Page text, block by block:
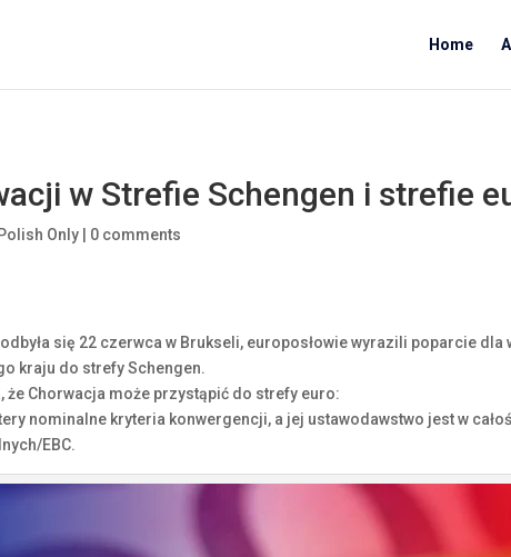
Home
w Strefie Schengen i strefie
Only 0 comments
odbyła się 22 czerwca w Brukseli, europosłowie wyrazili poparcie
kraju do strefy Schengen.
że Chorwacja może przystąpić do strefy euro:
nominalne kryteria konwergencji, a jej ustawodawstwo jest w
EBC.